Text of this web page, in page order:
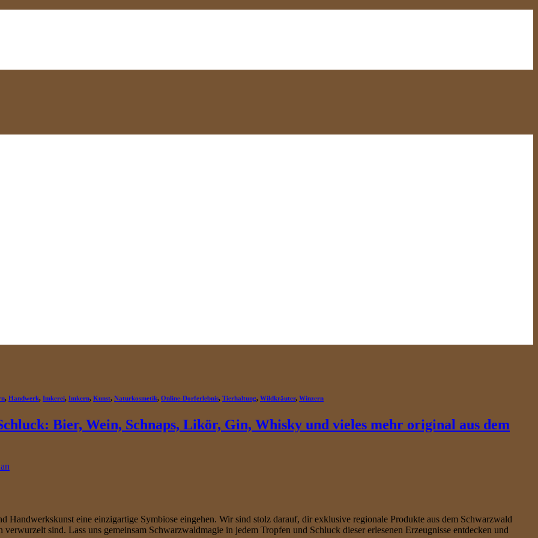
, Handwerk, Imkerei, Imkern, Kunst, Naturkosmetik, Online-Dorferlebnis, Tierhaltung, Wildkräuter, Winzern
Bier, Wein, Schnaps, Likör, Gin, Whisky und vieles mehr original aus dem
eine einzigartige Symbiose eingehen. Wir sind stolz darauf, dir exklusive regionale Produkte aus dem Schwarzwald
sind. Lass uns gemeinsam Schwarzwaldmagie in jedem Tropfen und Schluck dieser erlesenen Erzeugnisse entdecken und